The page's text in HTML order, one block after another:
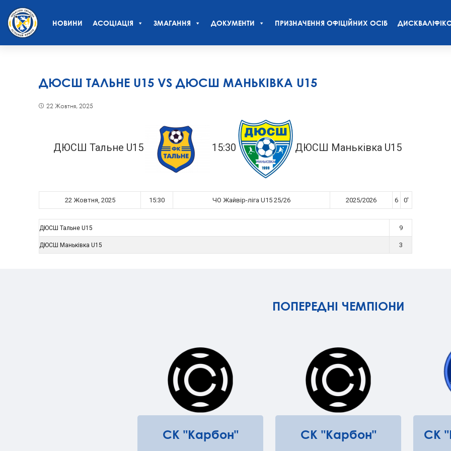
НОВИНИ АСОЦІАЦІЯ ЗМАГАННЯ ДОКУМЕНТИ ПРИЗНАЧЕННЯ ОФІЦІЙНИХ ОСІБ
ДЮСШ ТАЛЬНЕ U15 VS ДЮСШ МАНЬКІВКА U15
22 Жовтня, 2025
ДЮСШ Тальне U15 15:30 ДЮСШ Маньківка U15
22 Жовтня, 2025 15:30 ЧО Жайвір-ліга U15 25/26 2025/2026 6 0'
ДЮСШ Тальне U15 9
ДЮСШ Маньківка U15 3
ПОПЕРЕДНІ ЧЕМПІОНИ
СК "Карбон" СК "Карбон" СК